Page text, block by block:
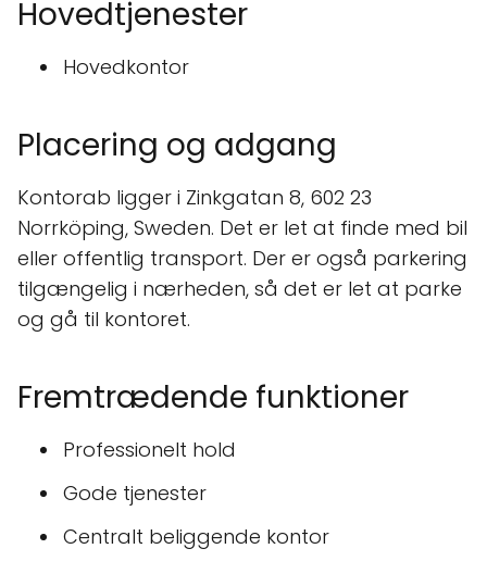
Hovedtjenester
Hovedkontor
Placering og adgang
Kontorab ligger i Zinkgatan 8, 602 23
Norrköping, Sweden. Det er let at finde med bil
eller offentlig transport. Der er også parkering
tilgængelig i nærheden, så det er let at parke
og gå til kontoret.
Fremtrædende funktioner
Professionelt hold
Gode tjenester
Centralt beliggende kontor